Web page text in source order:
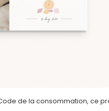
de la consommation, ce